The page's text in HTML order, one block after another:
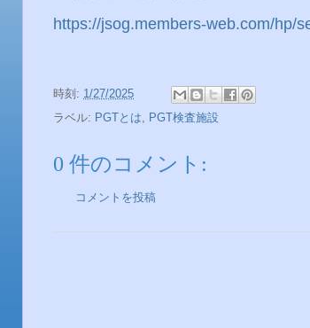
https://jsog.members-web.com/hp/
時刻: 1/27/2025
ラベル: PGTとは PGT検査施設
0 件のコメント:
コメントを投稿